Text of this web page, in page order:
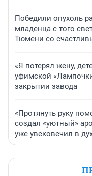
Победили опухоль
младенца с того
Тюмени со
«Я потерял жену,
уфимской
закрытии завода
«Протянуть руку
создал «уютный»
уже увековечил в